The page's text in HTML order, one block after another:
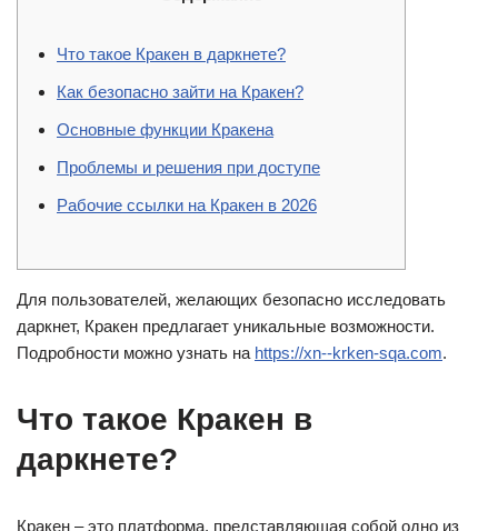
Что такое Кракен в даркнете?
Как безопасно зайти на Кракен?
Основные функции Кракена
Проблемы и решения при доступе
Рабочие ссылки на Кракен в 2026
Для пользователей, желающих безопасно исследовать
даркнет, Кракен предлагает уникальные возможности.
Подробности можно узнать на https://xn--krken-sqa.com.
Что такое Кракен в
даркнете?
Кракен – это платформа, представляющая собой одно из